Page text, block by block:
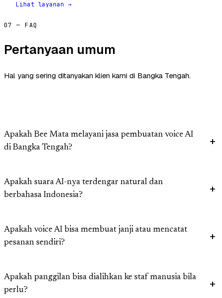
Lihat layanan →
07 — FAQ
Pertanyaan umum
Hal yang sering ditanyakan klien kami di Bangka Tengah.
Apakah Bee Mata melayani jasa pembuatan voice AI
di Bangka Tengah?
Apakah suara AI-nya terdengar natural dan
berbahasa Indonesia?
Apakah voice AI bisa membuat janji atau mencatat
pesanan sendiri?
Apakah panggilan bisa dialihkan ke staf manusia bila
perlu?